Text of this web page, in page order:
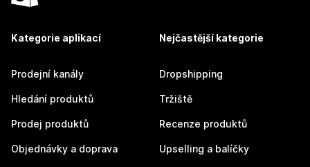
Kategorie aplikací
Prodejní kanály
Hledání produktů
Prodej produktů
Objednávky a doprava
Nejčastější kategorie
Dropshipping
Tržiště
Recenze produktů
Upselling a balíčky